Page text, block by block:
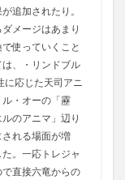
追加されたり。
メージはあまり
使っていくこと
、・リンドブル
に応じた天司アニ
・オーの「靂
のアニマ」辺り
れる場面が増
。一応トレジャ
直接六竜からの